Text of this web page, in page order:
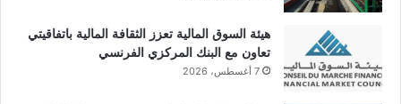
هيئة السوق المالية تعزز الثقافة المالية باتفاقيتي
تعاون مع البنك المركزي الفرنسي
7 أغسطس، 2026